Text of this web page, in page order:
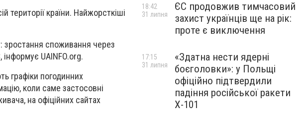
території країни. Найжорсткіші
зростання споживання через
UAINFO.org.
графіки погодинних
коли саме застосовні
на офіційних сайтах
ЄС продовжив тимчасовий
захист українців ще на рік:
проте є виключення
18:42
31 липня
«Здатна нести ядерні
боєголовки»: у Польщі
офіційно підтвердили
падіння російської ракети
Х-101
17:15
31 липня